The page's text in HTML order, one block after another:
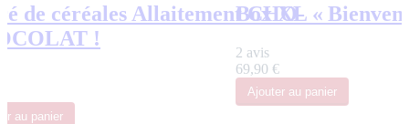
de céréales Allaitement CHO-
!
au panier
Box XL «
2 avis
69,90 €
Ajouter au panier